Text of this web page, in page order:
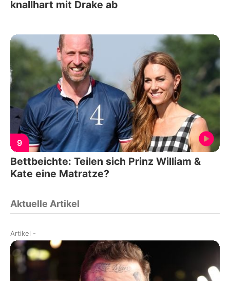
knallhart mit Drake ab
9
Bettbeichte: Teilen sich Prinz William &
Kate eine Matratze?
Aktuelle Artikel
Artikel -